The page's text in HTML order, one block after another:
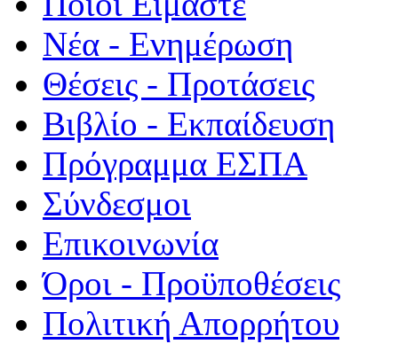
Νέα - Ενημέρωση
Θέσεις - Προτάσεις
Βιβλίο - Εκπαίδευση
Πρόγραμμα ΕΣΠΑ
Σύνδεσμοι
Επικοινωνία
Όροι - Προϋποθέσεις
Πολιτική Απορρήτου